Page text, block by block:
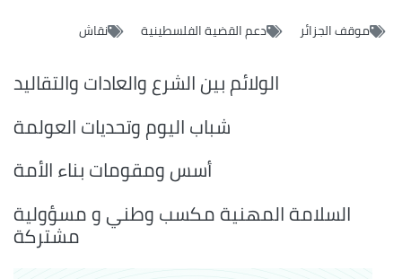
موقف الجزائر دعم القضية الفلسطينية نقاش
الولائم بين الشرع والعادات والتقاليد
شباب اليوم وتحديات العولمة
أسس ومقومات بناء الأمة
السلامة المهنية مكسب وطني و مسؤولية
مشتركة